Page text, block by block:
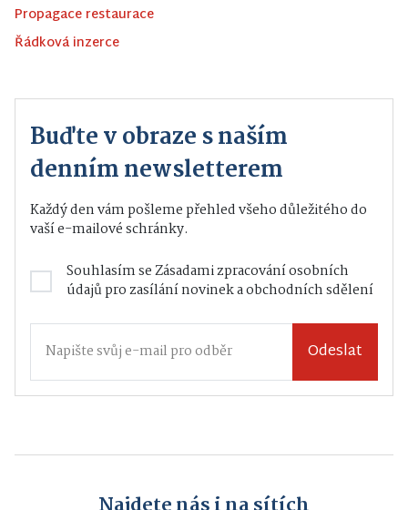
Propagace restaurace
Řádková inzerce
Buďte v obraze s naším
denním newsletterem
Každý den vám pošleme přehled všeho důležitého do
vaší e-mailové schránky.
Souhlasím seZásadami zpracování osobních
údajůpro zasílání novinek a obchodních sdělení
Odeslat